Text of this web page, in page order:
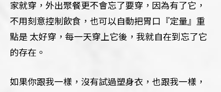
家就穿，外出聚餐更不會忘了要穿，因為有了它，
不用刻意控制飲食，也可以自動把胃口『定量』重
點是 太好穿，每一天穿上它後，我就自在到忘了它
的存在。
如果你跟我一樣，沒有試過塑身衣，也跟我一樣，